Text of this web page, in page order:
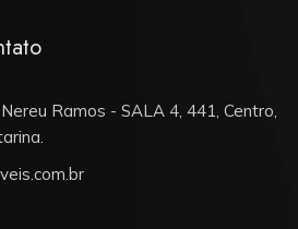
Ramos - SALA 4, 441, Centro,